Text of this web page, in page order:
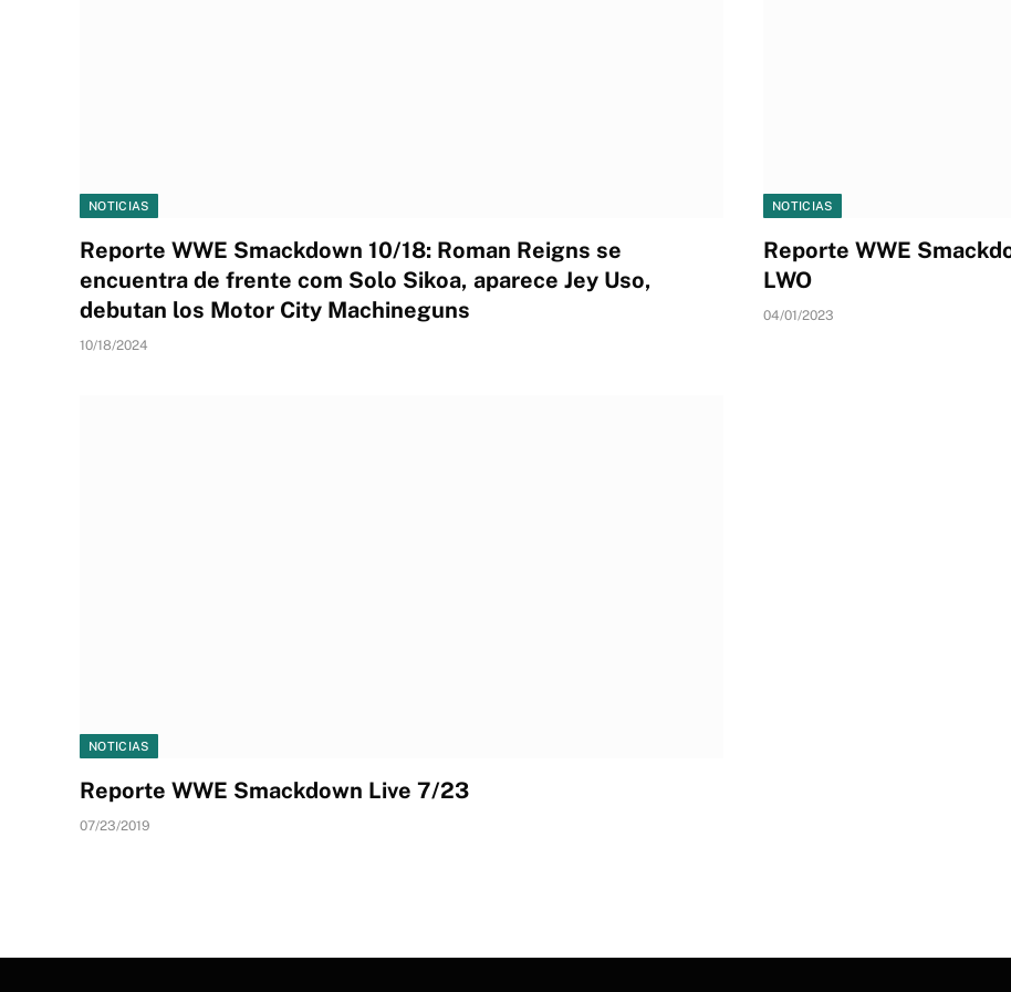
NOTICIAS
Reporte WWE Smackdown 10/18: Roman Reigns se
encuentra de frente com Solo Sikoa, aparece Jey Uso,
debutan los Motor City Machineguns
10/18/2024
NOTICIAS
Reporte WWE
LWO
04/01/2023
NOTICIAS
Reporte WWE Smackdown Live 7/23
07/23/2019